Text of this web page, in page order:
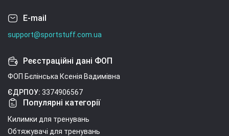
E-mail
support@sportstuff.com.ua
Реєстраційні дані ФОП
ФОП Бєлінська Ксенія Вадимівна
ЄДРПОУ: 3374906567
Популярні категорії
Килимки для тренувань
Обтяжувачі для тренувань